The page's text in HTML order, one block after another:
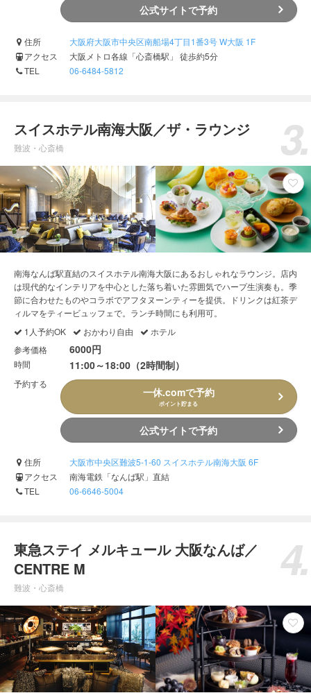
公式サイトで予約
住所
大阪府大阪市中央区南船場4丁目1番3号 W大阪 1F
アクセス
大阪メトロ各線「心斎橋駅」 徒歩約5分
TEL
06-6484-5812
スイスホテル南海大阪／ザ・ラウンジ
難波・心斎橋
南海なんば駅直結のスイスホテル南海大阪にあるおしゃれなラウンジ。店内
は現代的なインテリアを中心とした落ち着いた雰囲気でハープ生演奏も。季
節に合わせたものやコラボでアフタヌーンティーを提供。ドリンクは紅茶デ
ィルマをティービュッフェで。ランチ時間にも利用可。
1人予約OK
おかわり自由
ホテル
参考価格
6000円
時間 11:00～18:00（2時間制）
予約する
一休.comで予約
ポイント貯まる
公式サイトで予約
住所
大阪市中央区難波5-1-60 スイスホテル南海大阪 6F
アクセス
南海電鉄「なんば駅」直結
TEL
06-6646-5004
東急ステイ メルキュール 大阪なんば／
CENTRE M
難波・心斎橋